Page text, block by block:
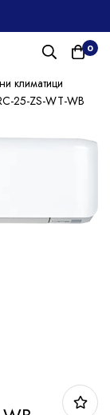
0
климатици
25-ZS-WT-WB